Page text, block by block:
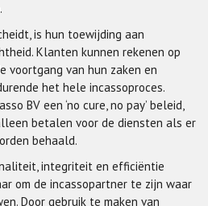
is hun toewijding aan
Klanten kunnen rekenen op
voortgang van hun zaken en
het hele incassoproces.
BV een ‘no cure, no pay’ beleid,
betalen voor de diensten als er
behaald.
integriteit en efficiëntie
om de incassopartner te zijn waar
Door gebruik te maken van